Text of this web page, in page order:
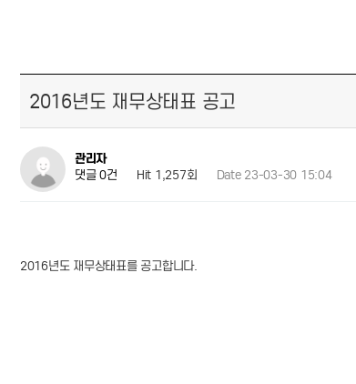
2016년도 재무상태표 공고
관리자
댓글 0건
Hit 1,257회 Date 23-03-30 15:04
2016년도 재무상태표를 공고합니다.